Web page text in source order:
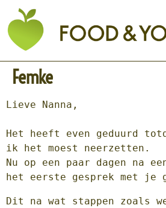
Femke
Lieve Nanna,
Het heeft even geduurd
ik het moest neerzetten.
Nu op een paar dagen na
het eerste gesprek met je
Dit na wat stappen zoals